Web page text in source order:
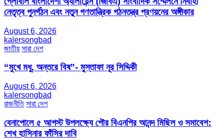
নেতৃত্ব পুনর্গঠন এবং নতুন গণতান্ত্রিক গঠনতন্ত্র প্রণয়নের অঙ্গীকার
August 6, 2026
kalersongbad
জাতীয় সারা দেশ
“মুখে মধু, অন্তরে বিষ”- মুস্তাফা নূর সিদ্দিকী
August 6, 2026
kalersongbad
রাজনীতি সারা দেশ
বেনাপোলে ৫ আগস্ট উপলক্ষ্যে পৌর বিএনপির আনন্দ মিছিল ও সমাবেশ:
শেখ হাসিনার ফাঁসির দাবি